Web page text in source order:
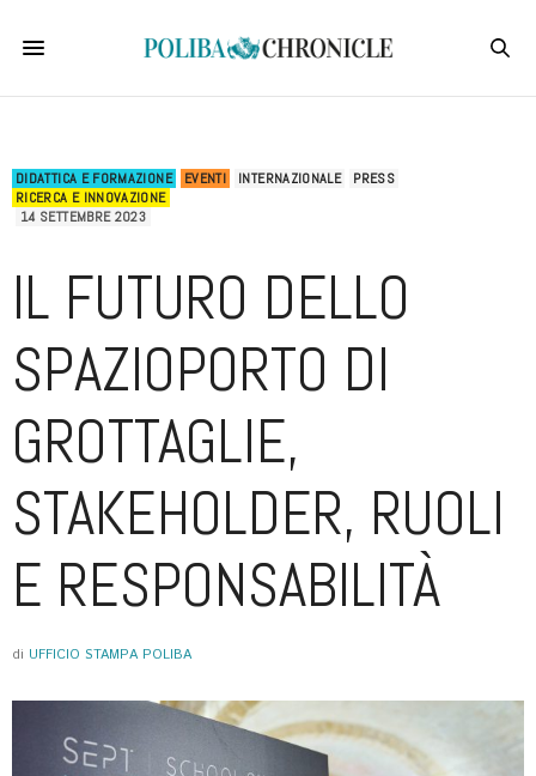
DIDATTICA E FORMAZIONE EVENTI INTERNAZIONALE
PRESS
RICERCA E INNOVAZIONE
14 SETTEMBRE 2023
IL FUTURO DELLO
SPAZIOPORTO DI
GROTTAGLIE,
STAKEHOLDER, RUOLI
E RESPONSABILITÀ
di UFFICIO STAMPA POLIBA